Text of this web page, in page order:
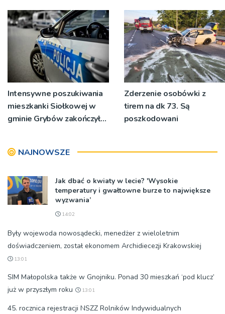
chcą pomagać innym’
Intensywne poszukiwania
mieszkanki Siołkowej w
gminie Grybów zakończyły
Zderzenie osobówki z
tirem na dk 73. Są
poszkodowani
NAJNOWSZE
Jak dbać o kwiaty w lecie? 'Wysokie
temperatury i gwałtowne burze to największe
wyzwania’
14:02
Były wojewoda nowosądecki, menedżer z wieloletnim
doświadczeniem, został ekonomem Archidiecezji Krakowskiej
13:01
SIM Małopolska także w Gnojniku. Ponad 30 mieszkań ‘pod klucz’
już w przyszłym roku
13:01
45. rocznica rejestracji NSZZ Rolników Indywidualnych